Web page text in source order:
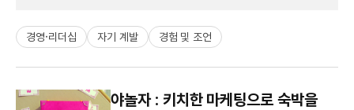
경영·리더십 자기 계발 경험 및 조언
야놀자 : 키치한 마케팅으로 숙박을